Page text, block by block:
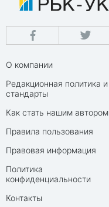
О компании
Редакционная политика и
стандарты
Как стать нашим автором
Правила пользования
Правовая информация
Политика
конфиденциальности
Контакты